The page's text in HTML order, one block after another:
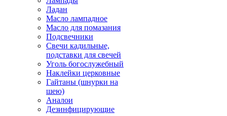
Ладан
Масло лампадное
Масло для помазания
Подсвечники
Свечи кадильные,
подставки для свечей
Уголь богослужебный
Наклейки церковные
Гайтаны (шнурки на
шею)
Аналои
Дезинфицирующие